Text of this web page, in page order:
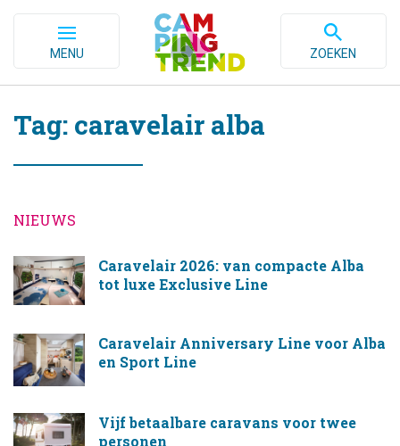
MENU ZOEKEN
Tag: caravelair alba
NIEUWS
Caravelair 2026: van compacte Alba
tot luxe Exclusive Line
Caravelair Anniversary Line voor Alba
en Sport Line
Vijf betaalbare caravans voor twee
personen